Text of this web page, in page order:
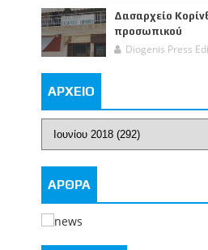
Δασαρχείο
προσωπικού
Diogenis Press
ΑΡΧΕΙΟ
ΑΡΘΡΑ